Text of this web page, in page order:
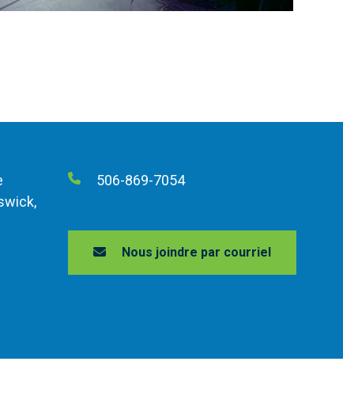
506-869-7054
Nous joindre par courriel